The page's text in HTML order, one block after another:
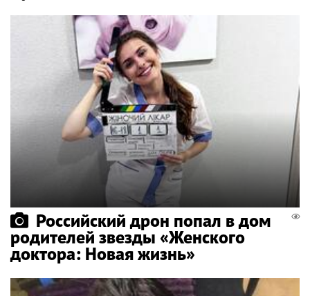
Российский дрон попал в дом
родителей звезды «Женского
доктора: Новая жизнь»